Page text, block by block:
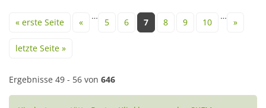
Seiten
« erste Seite «
…
5 6 7 8 9 10
…
»
letzte Seite »
Ergebnisse 49 - 56 von 646